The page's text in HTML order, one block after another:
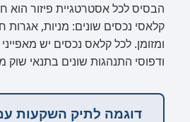
הבסיס לכל אסטרטגיית פיזור הוא
קלאסי נכסים שונים: מניות, אגרות
ומזומן. לכל קלאס נכסים יש
ודפוסי התנהגות שונים בתנאי שוק
דוגמה לתיק השקעות